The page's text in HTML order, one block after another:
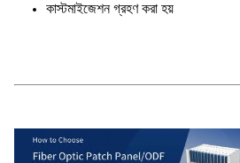
কাস্টমাইজেশন গ্রহণ করা হয়